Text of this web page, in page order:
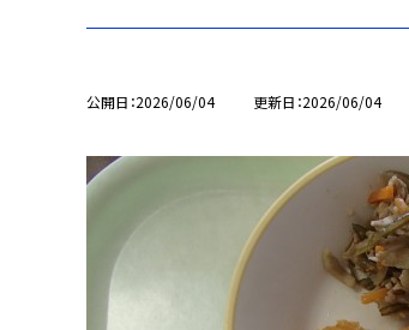
公開日 2026/06/04 更新日 2026/06/04